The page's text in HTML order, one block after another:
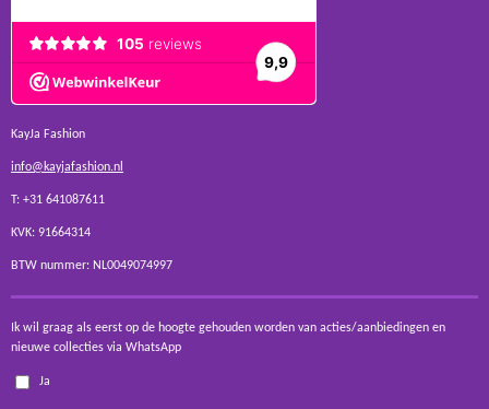
KayJa Fashion
info@kayjafashion.nl
T: +31 641087611
KVK: 91664314
BTW nummer: NL0049074997
Ik wil graag als eerst op de hoogte gehouden worden van acties/aanbiedingen en
nieuwe collecties via WhatsApp
Ja